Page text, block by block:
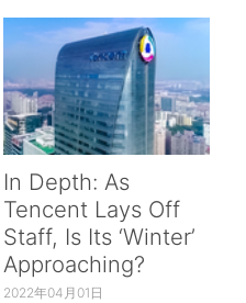
In Depth: As
Tencent Lays Off
Staff, Is Its ‘Winter’
Approaching?
2022年04月01日